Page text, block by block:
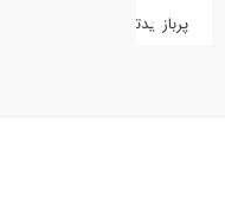
کفش
پربازدیدترین